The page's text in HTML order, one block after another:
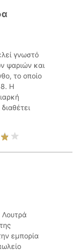
γνωστό
ψαριών και
το οποίο
Η
εμπορία